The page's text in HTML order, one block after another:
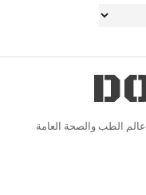
الطب والصحة العامة